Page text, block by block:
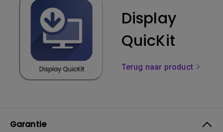
Display
QuicKit
Terug naar product
Garantie